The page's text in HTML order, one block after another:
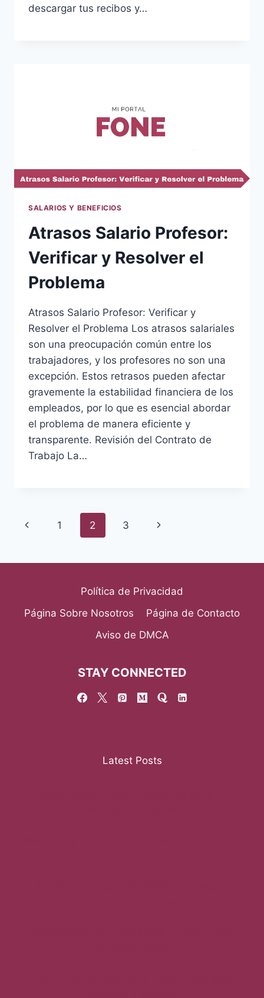
descargar tus recibos y…
SALARIOS Y BENEFICIOS
Atrasos Salario Profesor:
Verificar y Resolver el
Problema
Atrasos Salario Profesor: Verificar y
Resolver el Problema Los atrasos salariales
son una preocupación común entre los
trabajadores, y los profesores no son una
excepción. Estos retrasos pueden afectar
gravemente la estabilidad financiera de los
empleados, por lo que es esencial abordar
el problema de manera eficiente y
transparente. Revisión del Contrato de
Trabajo La…
Page
Previous
1 2 3
Next
Política de Privacidad
Página Sobre Nosotros
Página de Contacto
Aviso de DMCA
STAY CONNECTED
Latest Posts